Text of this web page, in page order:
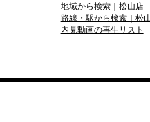
地域から検索｜松山店
路線・駅から検索｜松
内見動画の再生リスト